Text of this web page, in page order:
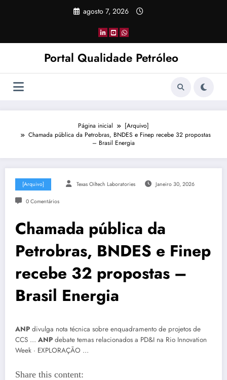
agosto 7, 2026
Portal Qualidade Petróleo
Página inicial
[Arquivo]
Chamada pública da Petrobras, BNDES e Finep recebe 32 propostas
– Brasil Energia
[Arquivo] Texas Oiltech Laboratories Janeiro 30, 2026
0 Comentários
Chamada pública da
Petrobras, BNDES e Finep
recebe 32 propostas –
Brasil Energia
ANP divulga nota técnica sobre enquadramento de projetos de
CCS … ANP debate temas relacionados a PD&I na Rio Innovation
Week · EXPLORAÇÃO …
Share this content: